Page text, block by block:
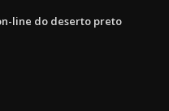
line do deserto preto